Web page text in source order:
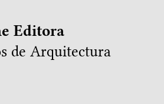
Editora
de Arquitectura